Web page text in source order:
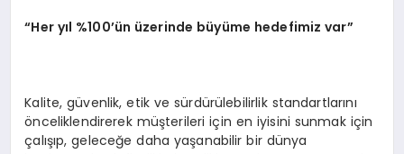
“Her yıl %100’ün üzerinde büyüme hedefimiz var”
Kalite, güvenlik, etik ve sürdürülebilirlik standartlarını
önceliklendirerek müşterileri için en iyisini sunmak için
çalışıp, geleceğe daha yaşanabilir bir dünya